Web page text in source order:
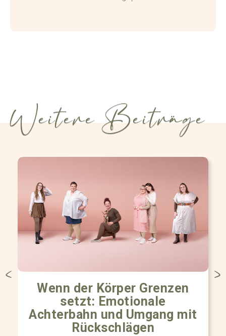
Weitere Beiträge
Wenn der Körper Grenzen
setzt: Emotionale
Achterbahn und Umgang mit
Rückschlägen